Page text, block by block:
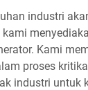
industri
Kami
proses
industri untuk